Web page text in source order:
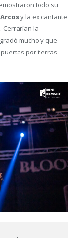
todo su
y la ex cantante
. Cerrarían la
mucho y que
por tierras